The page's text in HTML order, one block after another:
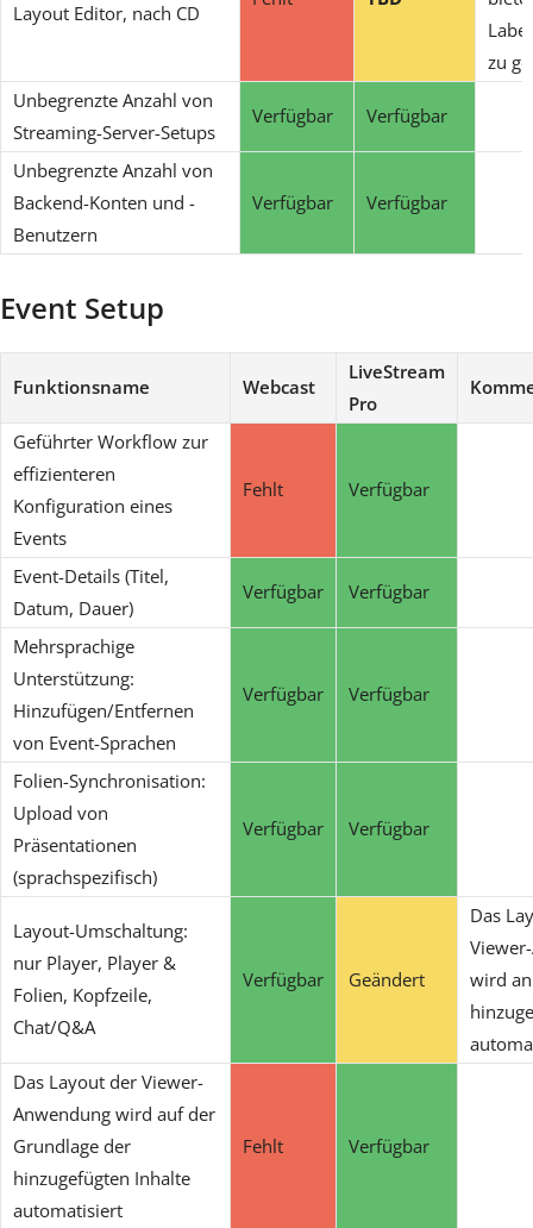
Layout Editor, nach CD
zu
Unbegrenzte Anzahl von
Streaming-Server-Setups
Verfügbar Verfügbar
Unbegrenzte Anzahl von
Backend-Konten und -
Benutzern
Verfügbar Verfügbar
Event Setup
Funktionsname Webcast
LiveStream
Pro
Geführter Workflow zur
effizienteren
Konfiguration eines
Events
Fehlt Verfügbar
Event-Details (Titel,
Datum, Dauer)
Verfügbar Verfügbar
Mehrsprachige
Unterstützung:
Hinzufügen/Entfernen
von Event-Sprachen
Verfügbar Verfügbar
Folien-Synchronisation:
Upload von
Präsentationen
(sprachspezifisch)
Verfügbar Verfügbar
Layout-Umschaltung:
nur Player, Player &
Folien, Kopfzeile,
Chat/Q&A
Verfügbar Geändert
Das
wird
Das Layout der Viewer-
Anwendung wird auf der
Grundlage der
hinzugefügten Inhalte
automatisiert
Fehlt Verfügbar